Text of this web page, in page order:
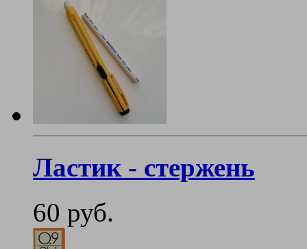
Ластик - стержень
60 руб.